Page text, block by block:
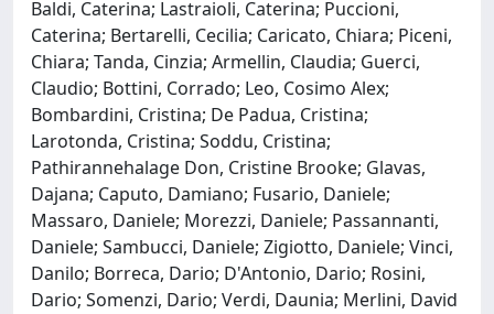
Baldi, Caterina; Lastraioli, Caterina; Puccioni,
Caterina; Bertarelli, Cecilia; Caricato, Chiara; Piceni,
Chiara; Tanda, Cinzia; Armellin, Claudia; Guerci,
Claudio; Bottini, Corrado; Leo, Cosimo Alex;
Bombardini, Cristina; De Padua, Cristina;
Larotonda, Cristina; Soddu, Cristina;
Pathirannehalage Don, Cristine Brooke; Glavas,
Dajana; Caputo, Damiano; Fusario, Daniele;
Massaro, Daniele; Morezzi, Daniele; Passannanti,
Daniele; Sambucci, Daniele; Zigiotto, Daniele; Vinci,
Danilo; Borreca, Dario; D'Antonio, Dario; Rosini,
Dario; Somenzi, Dario; Verdi, Daunia; Merlini, David